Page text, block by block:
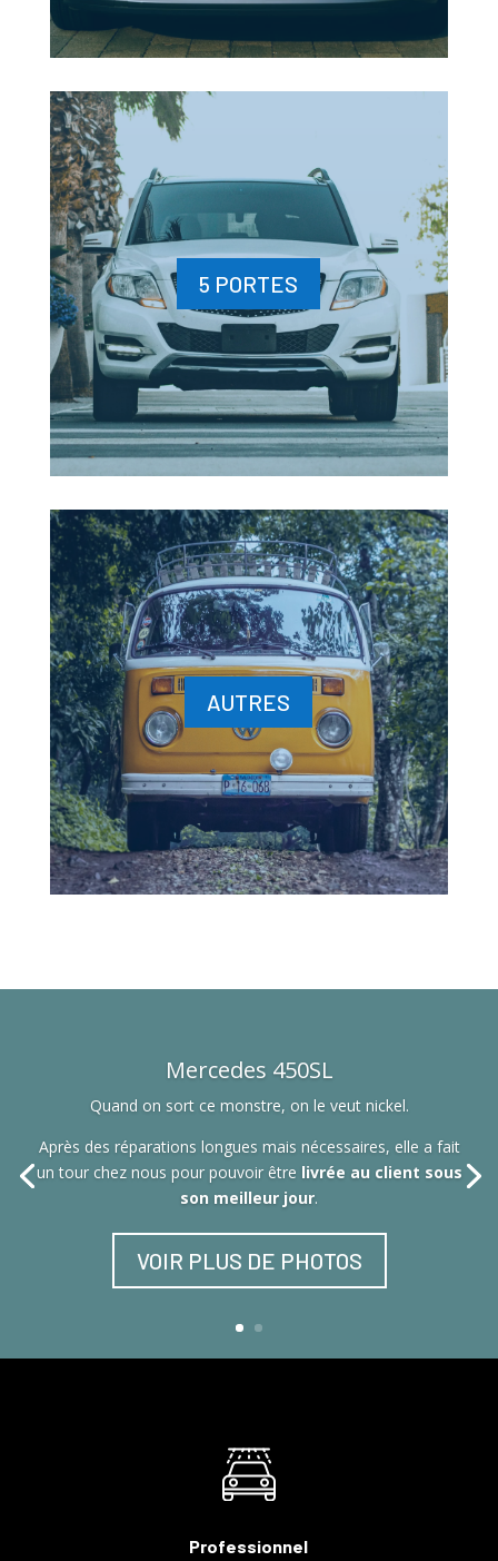
5 PORTES
AUTRES
Mercedes 450SL
Quand on sort ce monstre, on le veut nickel.
Après des réparations longues mais nécessaires, elle a fait
un tour chez nous pour pouvoir être livrée au client sous
son meilleur jour.
VOIR PLUS DE PHOTOS
Professionnel